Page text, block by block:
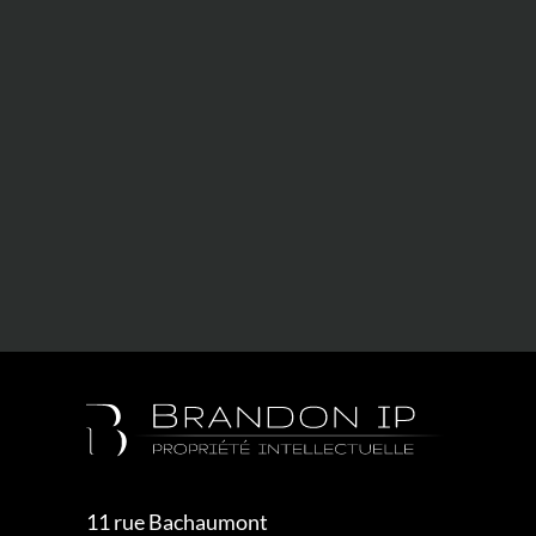
11 rue Bachaumont